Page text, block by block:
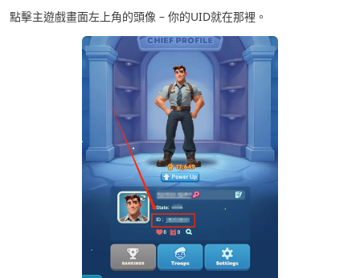
點擊主遊戲畫面左上角的頭像 – 你的UID就在那裡。